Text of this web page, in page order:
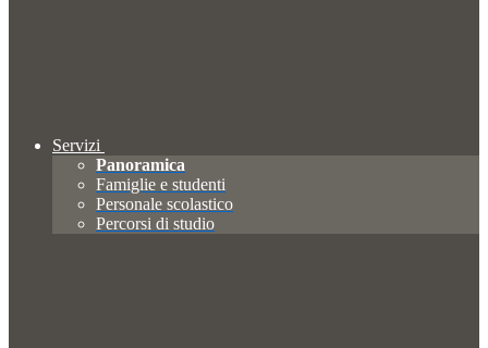
Servizi
Panoramica
Famiglie e studenti
Personale scolastico
Percorsi di studio